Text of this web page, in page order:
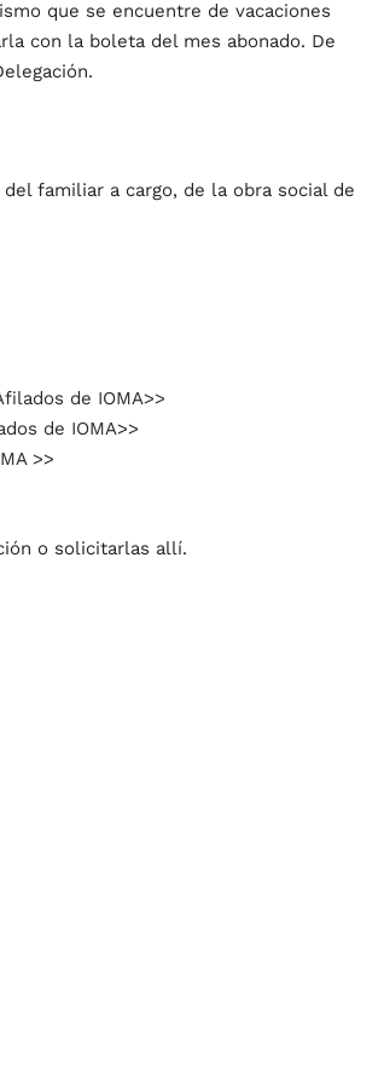
que se encuentre de vacaciones
con la boleta del mes abonado. De
familiar a cargo, de la obra social de
de IOMA>>
de IOMA>>
>>
o solicitarlas allí.